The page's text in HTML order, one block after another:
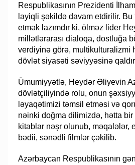
Respublikasının Prezidenti
layiqli şəkildə davam etdirilir. Bu
etmək lazımdır ki, ölməz lider
millətlərarası dialoqa, dostluğa
verdiyinə görə, multikulturalizmi
dövlət siyasəti səviyyəsinə
Ümumiyyətlə, Heydər Əliyevin
dövlətçiliyində rolu, onun
ləyaqətimizi təmsil etməsi və
nəinki doğma dilimizdə, hətta
kitablar nəşr olunub, məqalələr,
bədii, sənədli filmlər çəkilib.
Azərbaycan Respublikasının